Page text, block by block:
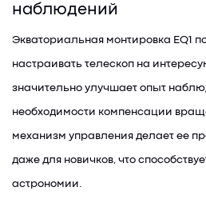
наблюдений
Экваториальная монтировка EQ1
настраивать телескоп на
значительно улучшает опыт
необходимости компенсации
механизм управления делает ее
даже для новичков, что
астрономии.